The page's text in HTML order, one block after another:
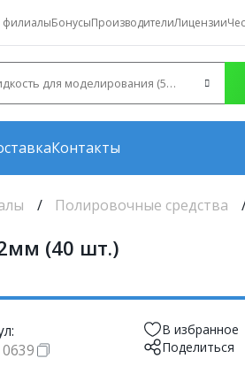
БонусыПроизводителиЛицензии
Контакты
Полировочные средства
(40 шт.)
В избранное
Поделиться